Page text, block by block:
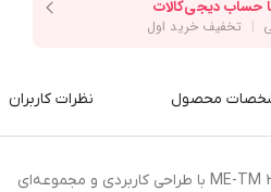
محصول نظرات کاربران
چای‌ساز روی‌هم مباشی مدل ME-TM 304 با طراحی کاربردی و مجموعه‌ای